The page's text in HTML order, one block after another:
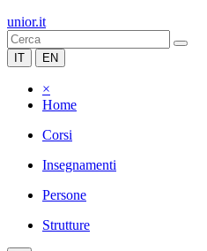
unior.it
IT EN
×
Home
Corsi
Insegnamenti
Persone
Strutture